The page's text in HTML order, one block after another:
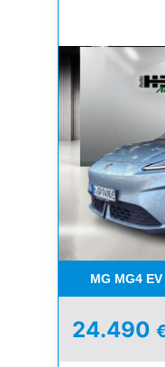
MG MG4
24.490